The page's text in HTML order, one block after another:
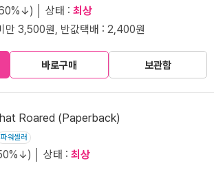
│ 상태 : 최상
만 3,500원, 반값택배 : 2,400원
바로구매 보관함
Roared (Paperback)
파워셀러
│ 상태 : 최상